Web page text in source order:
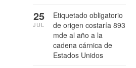
Etiquetado obligatorio
de origen costaría 893
mde al año a la
cadena cárnica de
Estados Unidos
25
JUL